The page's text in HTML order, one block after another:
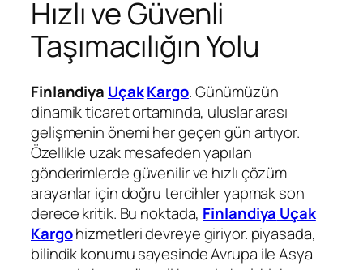
Hızlı ve Güvenli
Taşımacılığın Yolu
Finlandiya UçakKargo. Günümüzün
dinamik ticaret ortamında, uluslar arası
gelişmenin önemi her geçen gün artıyor.
Özellikle uzak mesafeden yapılan
gönderimlerde güvenilir ve hızlı çözüm
arayanlar için doğru tercihler yapmak son
derece kritik. Bu noktada, Finlandiya Uçak
Kargohizmetleri devreye giriyor. piyasada,
bilindik konumu sayesinde Avrupa ile Asya